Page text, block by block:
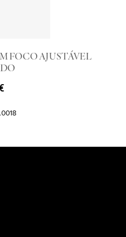
FOCO AJUSTÁVEL